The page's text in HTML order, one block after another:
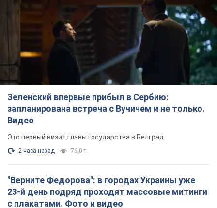
Зеленский впервые прибыл в Сербию:
запланирована встреча с Вучичем и не только.
Видео
Это первый визит главы государства в Белград
2 часа назад 76,0 т.
"Верните Федорова": в городах Украины уже
23-й день подряд проходят массовые митинги
с плакатами. Фото и видео